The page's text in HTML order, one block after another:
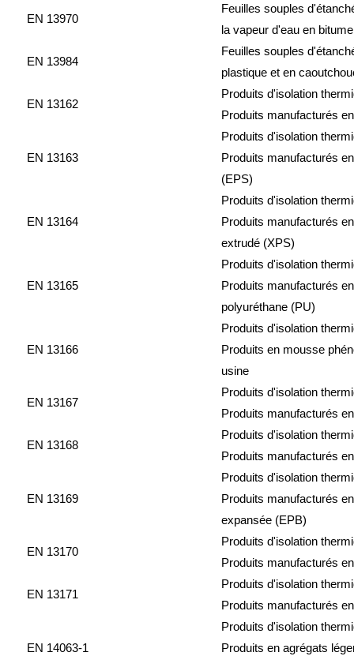
EN 13970
Feuilles souples
la vapeur d'eau en bitume
EN 13984
Feuilles souples
plastique et en
EN 13162
Produits d'isolation
Produits manufacturés
EN 13163
Produits d'isolation
Produits manufacturés
(EPS)
EN 13164
Produits d'isolation
Produits manufacturés
extrudé (XPS)
EN 13165
Produits d'isolation
Produits manufacturés
polyuréthane (PU)
EN 13166
Produits d'isolation
Produits en mousse
usine
EN 13167
Produits d'isolation
Produits manufacturés
EN 13168
Produits d'isolation
Produits manufacturés
EN 13169
Produits d'isolation
Produits manufacturés
expansée (EPB)
EN 13170
Produits d'isolation
Produits manufacturés
EN 13171
Produits d'isolation
Produits manufacturés
EN 14063-1
Produits d'isolation
Produits en agrégats